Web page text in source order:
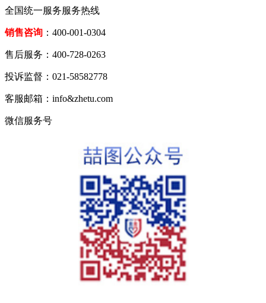
全国统一服务服务热线
销售咨询 ：400-001-0304
售后服务：400-728-0263
投诉监督：021-58582778
客服邮箱：info&zhetu.com
微信服务号